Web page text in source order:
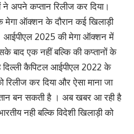
अपने कप्तान रिलीज कर दिया।
मेगा ऑक्शन के दौरान कई खिलाड़ी
आईपीएल 2025 की मेगा ऑक्शन में
बाद एक नहीं बल्कि की कप्तानों के
कैपिटल आईपीएल 2022 के
कर दिया और ऐसा माना जा
बन सकती है । अब खबर आ रही है
नही बल्कि विदेशी खिलाड़ी को